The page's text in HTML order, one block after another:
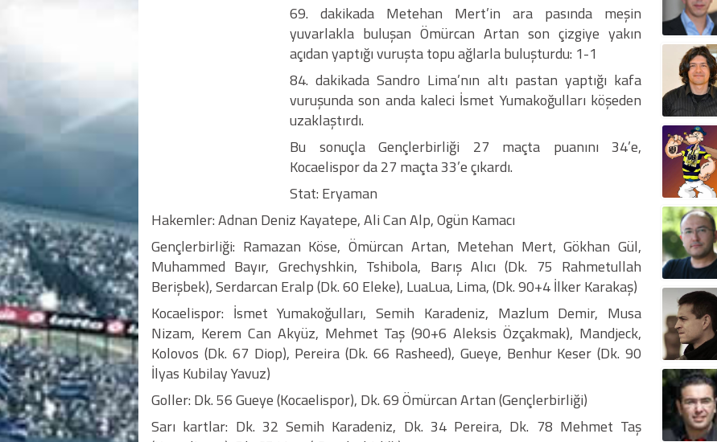
69. dakikada Metehan Mert’in ara pasında meşin
yuvarlakla buluşan Ömürcan Artan son çizgiye yakın
açıdan yaptığı vuruşta topu ağlarla buluşturdu: 1-1
84. dakikada Sandro Lima’nın altı pastan yaptığı kafa
vuruşunda son anda kaleci İsmet Yumakoğulları köşeden
uzaklaştırdı.
Bu sonuçla Gençlerbirliği 27 maçta puanını 34’e,
Kocaelispor da 27 maçta 33’e çıkardı.
Stat: Eryaman
Hakemler: Adnan Deniz Kayatepe, Ali Can Alp, Ogün Kamacı
Gençlerbirliği: Ramazan Köse, Ömürcan Artan, Metehan Mert, Gökhan Gül,
Muhammed Bayır, Grechyshkin, Tshibola, Barış Alıcı (Dk. 75 Rahmetullah
Berişbek), Serdarcan Eralp (Dk. 60 Eleke), LuaLua, Lima, (Dk. 90+4 İlker Karakaş)
Kocaelispor: İsmet Yumakoğulları, Semih Karadeniz, Mazlum Demir, Musa
Nizam, Kerem Can Akyüz, Mehmet Taş (90+6 Aleksis Özçakmak), Mandjeck,
Kolovos (Dk. 67 Diop), Pereira (Dk. 66 Rasheed), Gueye, Benhur Keser (Dk. 90
İlyas Kubilay Yavuz)
Goller: Dk. 56 Gueye (Kocaelispor), Dk. 69 Ömürcan Artan (Gençlerbirliği)
Sarı kartlar: Dk. 32 Semih Karadeniz, Dk. 34 Pereira, Dk. 78 Mehmet Taş